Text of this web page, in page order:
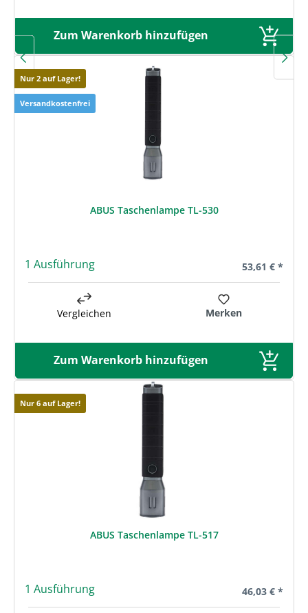
Zum Warenkorb hinzufügen
Nur 2 auf Lager!
Versandkostenfrei
ABUS Taschenlampe TL-530
1 Ausführung Regulärer
53,61 € *
Vergleichen Merken
Zum Warenkorb hinzufügen
Nur 6 auf Lager!
ABUS Taschenlampe TL-517
1 Ausführung Regulärer
46,03 € *